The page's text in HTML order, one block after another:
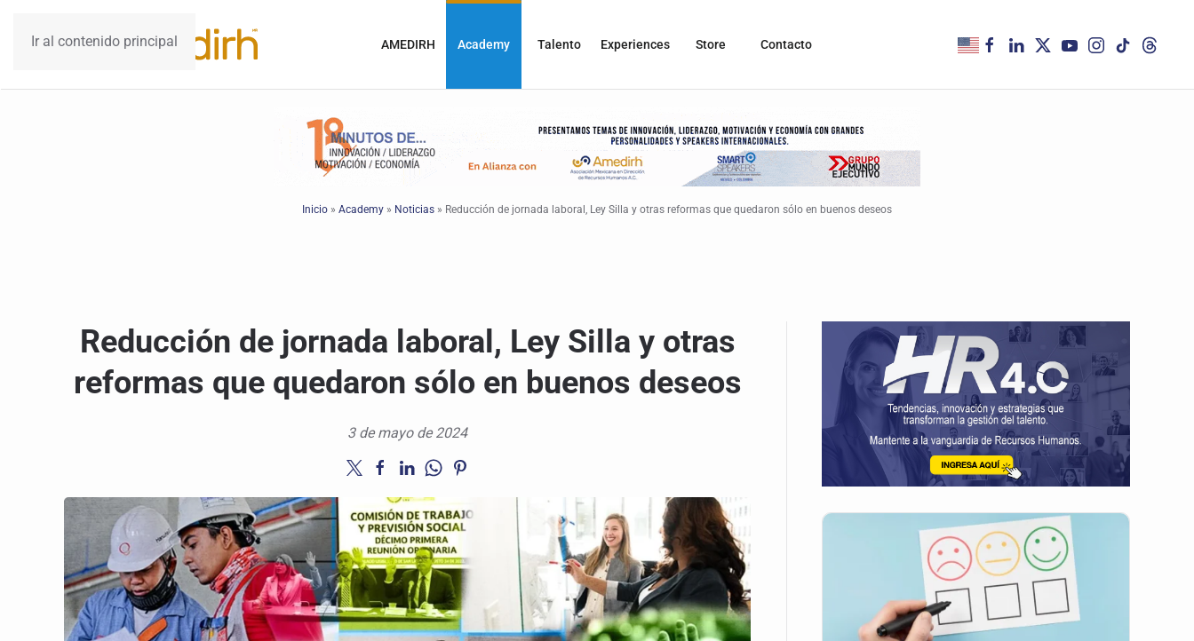
Ir al contenido principal AMEDIRH Academy Talento Experiences Store Contacto
Inicio » Academy » Noticias » Reducción de jornada laboral, Ley Silla y otras reformas que quedaron sólo en buenos deseos
Reducción de jornada laboral, Ley Silla y otras
reformas que quedaron sólo en buenos deseos
3 de mayo de 2024